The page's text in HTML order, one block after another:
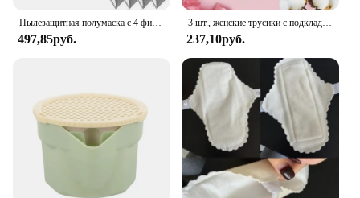
Пылезащитная полумаска с 4 фильтрами, многоразовый пылезащитный респиратор с активированным углем, хорошее качество, уличная маска для езды на мотоцикле
497,85руб.
3 шт., женские трусики с подкладкой
237,10руб.